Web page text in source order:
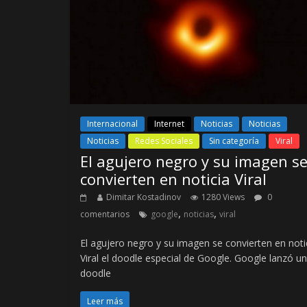
Internacional Internet Noticias
Noticias
Noticias
Redes Sociales Sin categoría Viral
El agujero negro y su imagen se
convierten en noticia Viral
Dimitar Kostadinov 1280 Views
0
comentarios
google, noticias, viral
El agujero negro y su imagen se convierten en
Viral el doodle especial de Google. Google lanzó un
doodle
Leer más